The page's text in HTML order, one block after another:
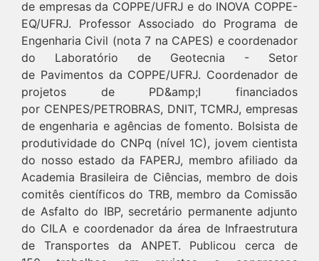
de empresas da COPPE/UFRJ e do INOVA COPPE-
EQ/UFRJ. Professor Associado do Programa de
Engenharia Civil (nota 7 na CAPES) e coordenador
do Laboratório de Geotecnia - Setor
de Pavimentos da COPPE/UFRJ. Coordenador de
projetos de PD&amp;I financiados
por CENPES/PETROBRAS, DNIT, TCMRJ, empresas
de engenharia e agências de fomento. Bolsista de
produtividade do CNPq (nível 1C), jovem cientista
do nosso estado da FAPERJ, membro afiliado da
Academia Brasileira de Ciências, membro de dois
comitês científicos do TRB, membro da Comissão
de Asfalto do IBP, secretário permanente adjunto
do CILA e coordenador da área de Infraestrutura
de Transportes da ANPET. Publicou cerca de